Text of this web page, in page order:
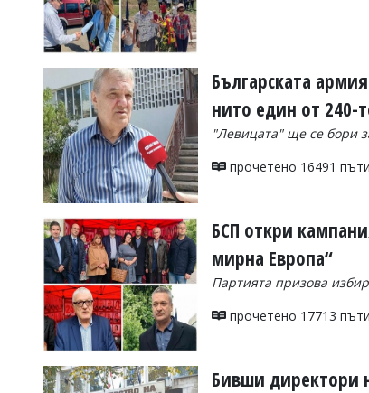
Българската
нито един от 240-
"Левицата" ще се бори
прочетено 16491 пъти
БСП откри
мирна Европа“
Партията призова
прочетено 17713 пъти
Бивши директори